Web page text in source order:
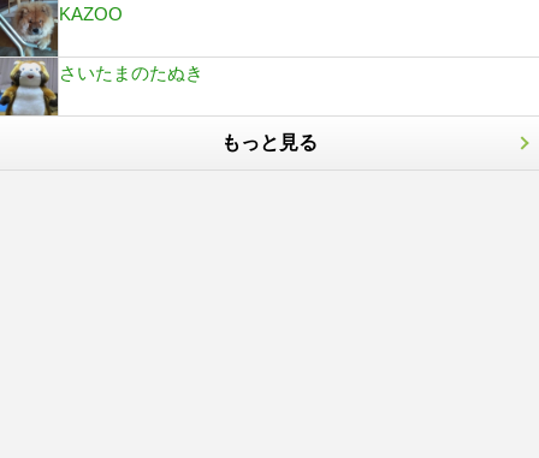
KAZOO
さいたまのたぬき
もっと見る